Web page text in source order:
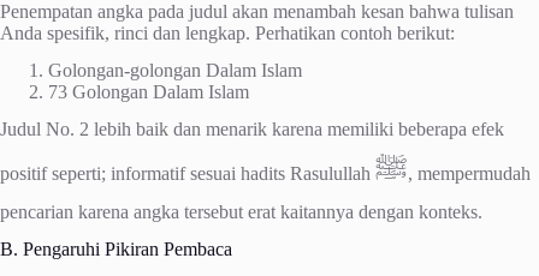
Penempatan angka pada judul akan menambah kesan bahwa tulisan
Anda spesifik, rinci dan lengkap. Perhatikan contoh berikut:
Golongan-golongan Dalam Islam
73 Golongan Dalam Islam
Judul No. 2 lebih baik dan menarik karena memiliki beberapa efek
positif seperti; informatif sesuai hadits Rasulullah ﷺ, mempermudah
pencarian karena angka tersebut erat kaitannya dengan konteks.
B. Pengaruhi Pikiran Pembaca